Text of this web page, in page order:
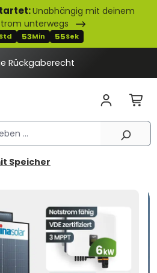
Unabhängig mit deinem
unterwegs
53Min 54Sek
Rückgaberecht
Speicher